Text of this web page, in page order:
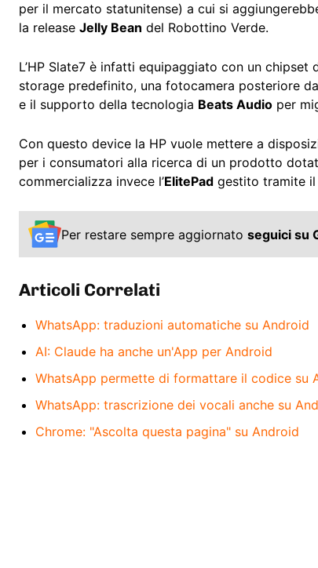
per il mercato statunitense) a cui si
la release Jelly Bean del Robottino Verde.
L’HP Slate7 è infatti equipaggiato con un
storage predefinito, una fotocamera posteriore
e il supporto della tecnologia Beats Audio per
Con questo device la HP vuole mettere a
per i consumatori alla ricerca di un prodotto
commercializza invece l’ElitePad gestito tramite
Per restare sempre aggiornato seguici su
Articoli Correlati
WhatsApp: traduzioni automatiche su Android
AI: Claude ha anche un'App per Android
WhatsApp permette di formattare il codice su
WhatsApp: trascrizione dei vocali anche su
Chrome: "Ascolta questa pagina" su Android